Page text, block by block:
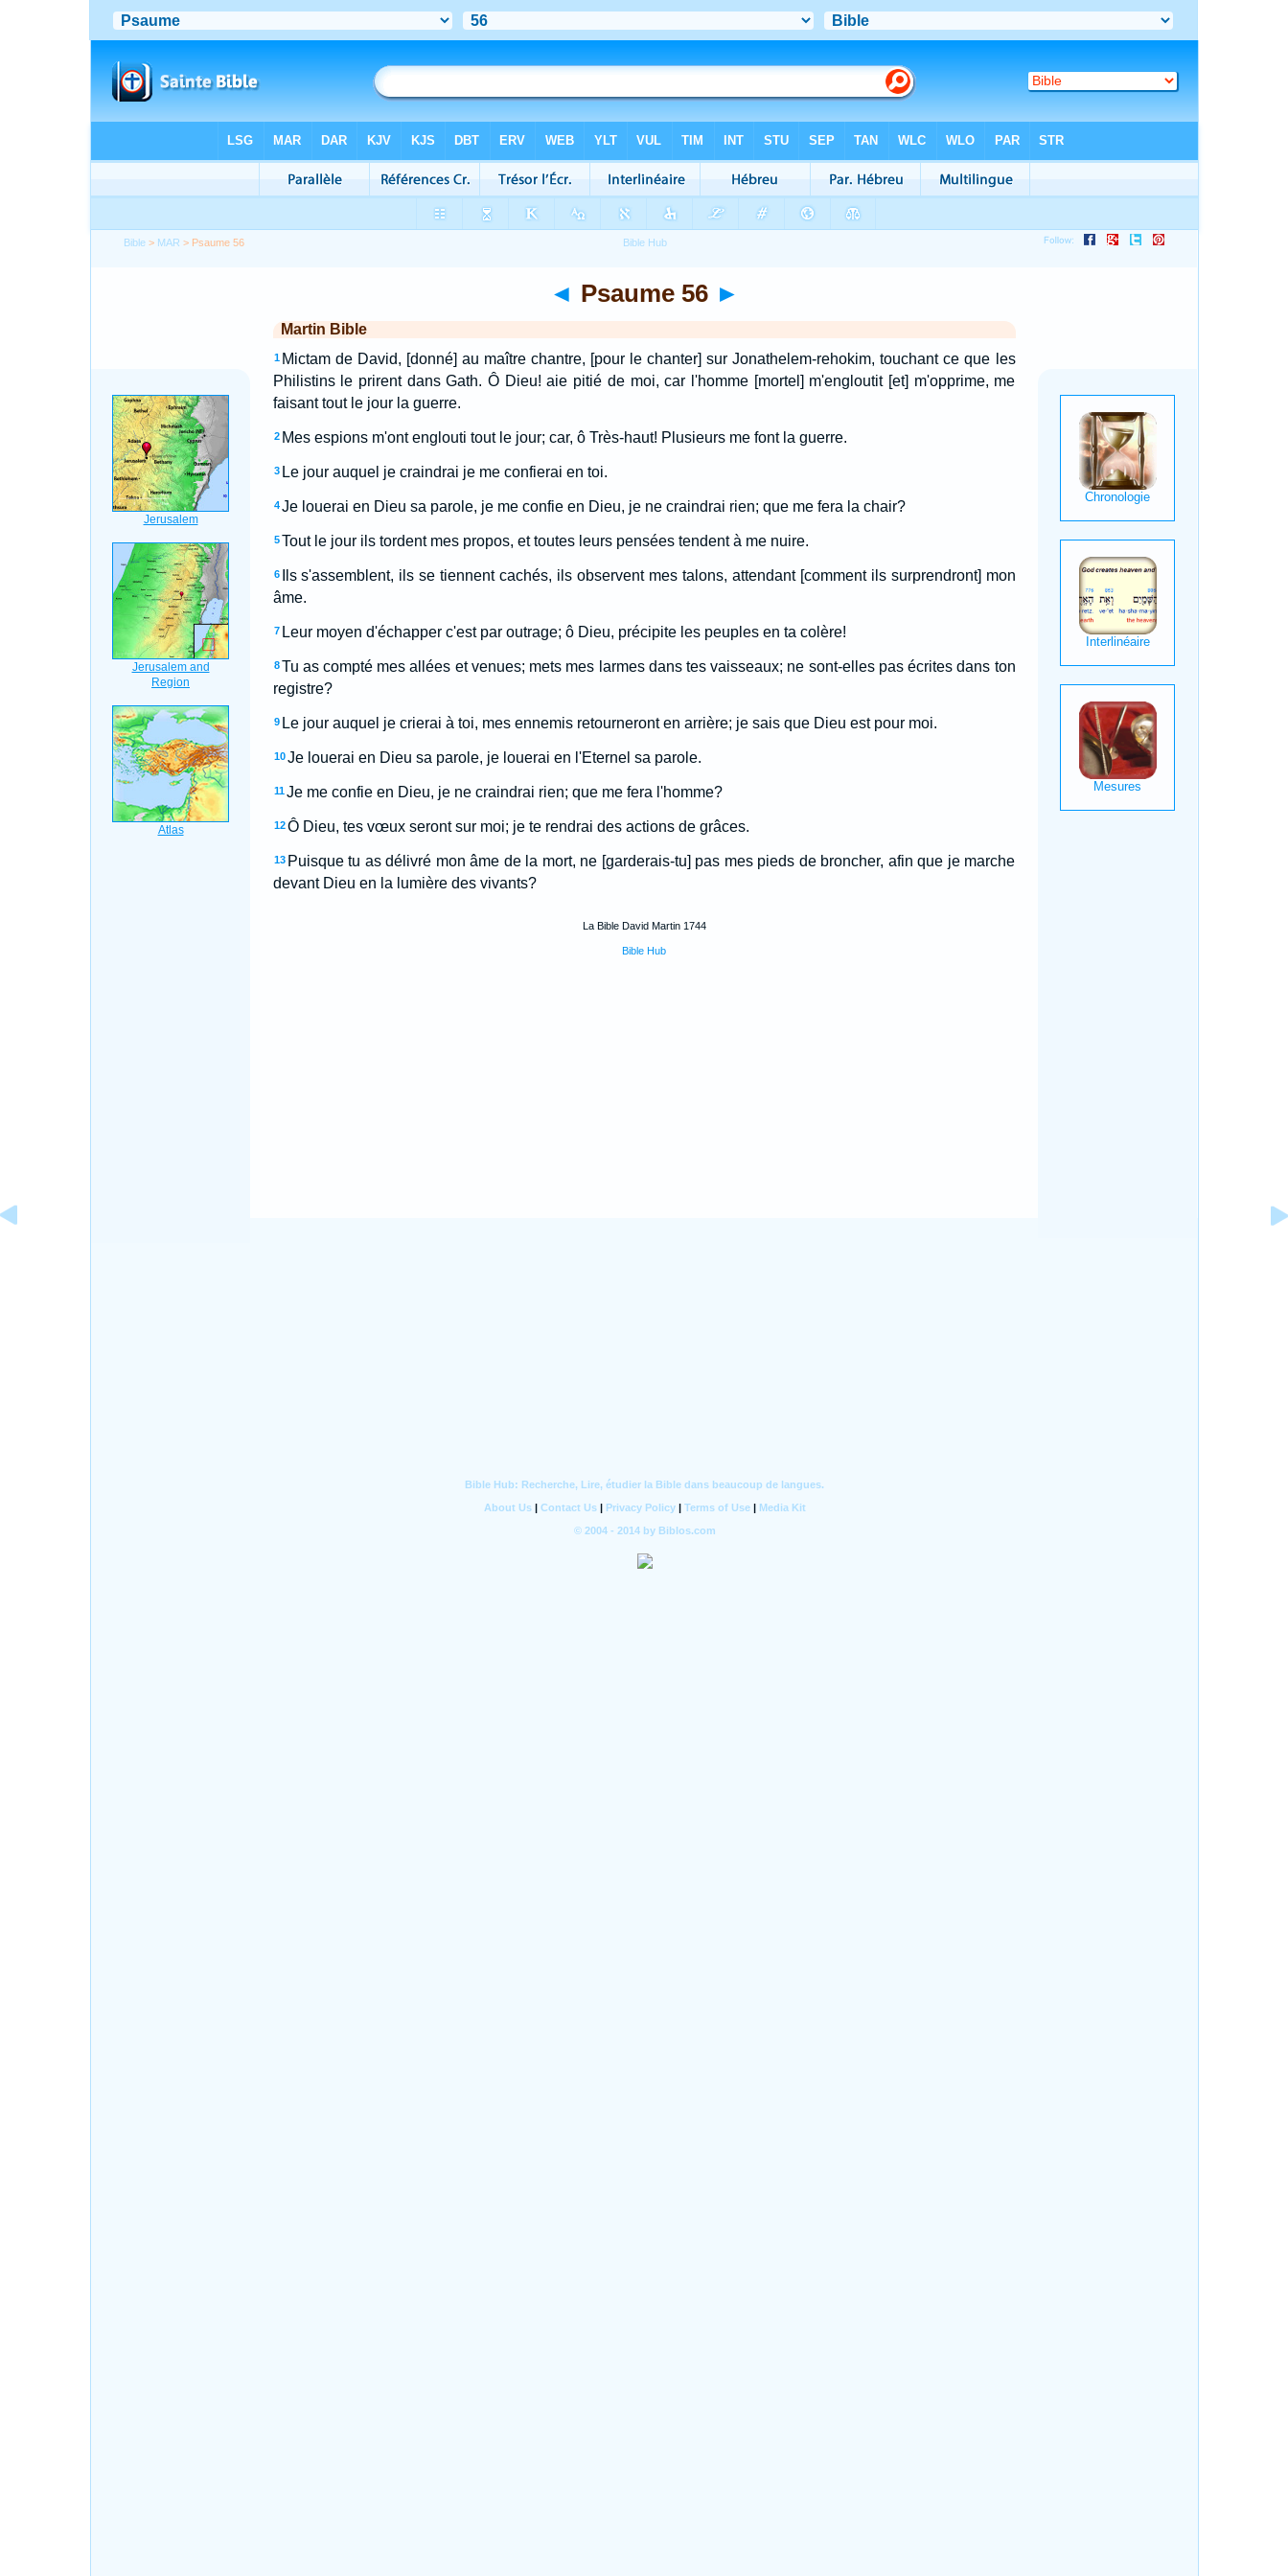
Bible > MAR > Psaume 56
◄ Psaume 56 ►
Martin Bible
1 Mictam de David, [donné] au maître chantre, [pour le chanter] sur Jonathelem-rehokim, touchant ce que les
Philistins le prirent dans Gath. Ô Dieu! aie pitié de moi, car l'homme [mortel] m'engloutit [et] m'opprime, me
faisant tout le jour la guerre.
2 Mes espions m'ont englouti tout le jour; car, ô Très-haut! Plusieurs me font la guerre.
3 Le jour auquel je craindrai je me confierai en toi.
4 Je louerai en Dieu sa parole, je me confie en Dieu, je ne craindrai rien; que me fera la chair?
5 Tout le jour ils tordent mes propos, et toutes leurs pensées tendent à me nuire.
6
Ils s'assemblent, ils se tiennent cachés, ils observent mes talons, attendant [comment ils surprendront] mon
âme.
7 Leur moyen d'échapper c'est par outrage; ô Dieu, précipite les peuples en ta colère!
8 Tu as compté mes allées et venues; mets mes larmes dans tes vaisseaux; ne sont-elles pas écrites dans ton
registre?
9 Le jour auquel je crierai à toi, mes ennemis retourneront en arrière; je sais que Dieu est pour moi.
10 Je louerai en Dieu sa parole, je louerai en l'Eternel sa parole.
11 Je me confie en Dieu, je ne craindrai rien; que me fera l'homme?
12 Ô Dieu, tes vœux seront sur moi; je te rendrai des actions de grâces.
13 Puisque tu as délivré mon âme de la mort, ne [garderais-tu] pas mes pieds de broncher, afin que je marche
devant Dieu en la lumière des vivants?
La Bible David Martin 1744
Bible Hub